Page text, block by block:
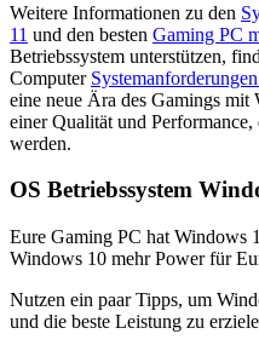
Weitere Informationen zu den
11 und den besten Gaming PC
Betriebssystem unterstützen,
Computer
eine neue Ära des Gamings mit
einer Qualität und
werden.
OS Betriebssystem
Eure Gaming PC hat Windows
Windows 10 mehr Power für
Nutzen ein paar Tipps, um
und die beste Leistung zu